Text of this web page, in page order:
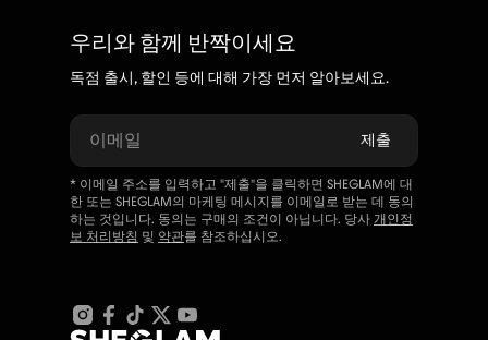
우리와 함께 반짝이세요
독점 출시, 할인 등에 대해 가장 먼저 알아보세요.
이메일 제출
* 이메일 주소를 입력하고 "제출"을 클릭하면 SHEGLAM에 대
한 또는 SHEGLAM의 마케팅 메시지를 이메일로 받는 데 동의
하는 것입니다. 동의는 구매의 조건이 아닙니다. 당사 개인정
보 처리방침 및 약관를 참조하십시오.